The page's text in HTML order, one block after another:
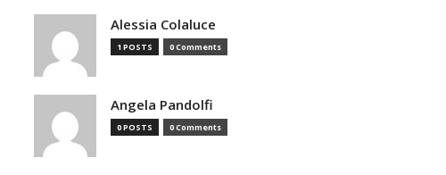
Alessia Colaluce
1 POSTS 0 Comments
Angela Pandolfi
0 POSTS 0 Comments